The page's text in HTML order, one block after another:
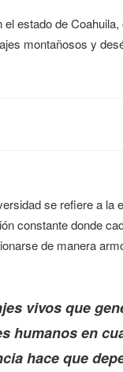
el estado de
montañosos y
se refiere a
constante donde
de manera
vivos que
humanos en
hace que